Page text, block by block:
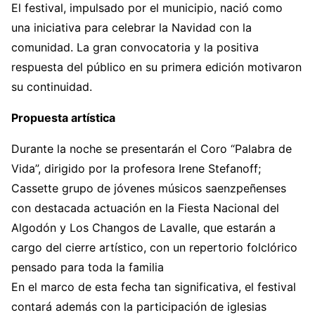
El festival, impulsado por el municipio, nació como
una iniciativa para celebrar la Navidad con la
comunidad. La gran convocatoria y la positiva
respuesta del público en su primera edición motivaron
su continuidad.
Propuesta artística
Durante la noche se presentarán el Coro “Palabra de
Vida”, dirigido por la profesora Irene Stefanoff;
Cassette grupo de jóvenes músicos saenzpeñenses
con destacada actuación en la Fiesta Nacional del
Algodón y Los Changos de Lavalle, que estarán a
cargo del cierre artístico, con un repertorio folclórico
pensado para toda la familia
En el marco de esta fecha tan significativa, el festival
contará además con la participación de iglesias